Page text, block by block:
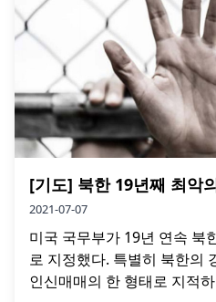
[기도] 북한 19년째 최악
2021-07-07
미국 국무부가 19년 연속 북
로 지정했다. 특별히 북한의
인신매매의 한 형태로 지적